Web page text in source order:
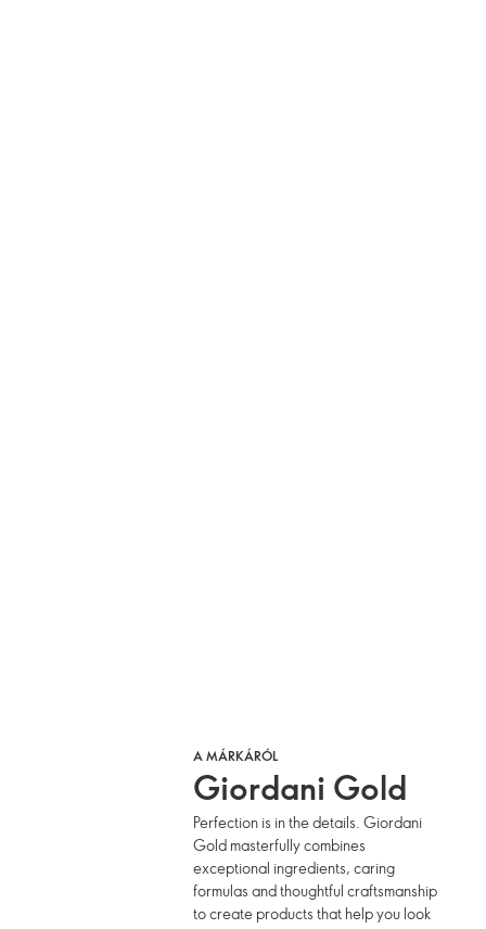
A MÁRKÁRÓL
Giordani Gold
Perfection is in the details. Giordani
Gold masterfully combines
exceptional ingredients, caring
formulas and thoughtful craftsmanship
to create products that help you look